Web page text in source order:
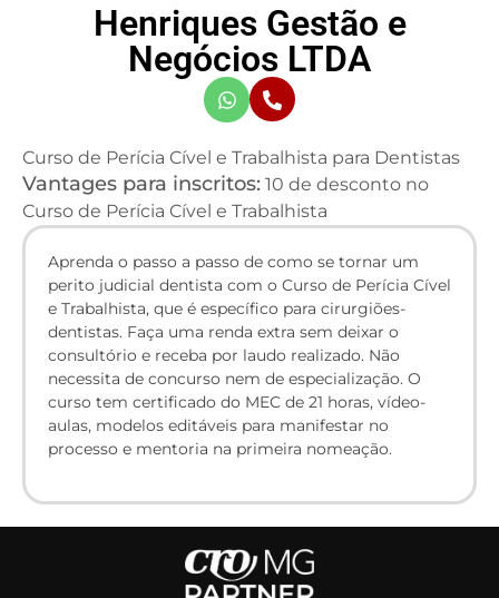
Henriques Gestão e
Negócios LTDA
Curso de Perícia Cível e Trabalhista para Dentistas
Vantages para inscritos: 10 de desconto no
Curso de Perícia Cível e Trabalhista
Aprenda o passo a passo de como se tornar um
perito judicial dentista com o Curso de Perícia Cível
e Trabalhista, que é específico para cirurgiões-
dentistas. Faça uma renda extra sem deixar o
consultório e receba por laudo realizado. Não
necessita de concurso nem de especialização. O
curso tem certificado do MEC de 21 horas, vídeo-
aulas, modelos editáveis para manifestar no
processo e mentoria na primeira nomeação.